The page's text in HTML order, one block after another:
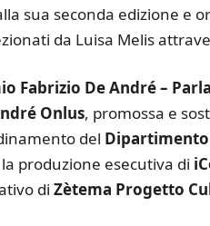
sua seconda edizione e
da Luisa Melis
Fabrizio De André –
Onlus, promossa e
del
produzione esecutiva di
di Zètema Progetto